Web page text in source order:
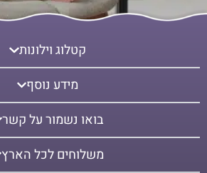
קטלוג וילונות
מידע נוסף
בואו נשמור על קשר
משלוחים לכל הארץ